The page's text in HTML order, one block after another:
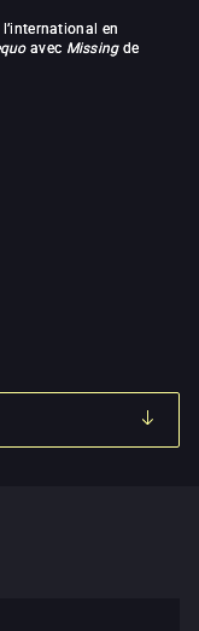
en
avec Missingde